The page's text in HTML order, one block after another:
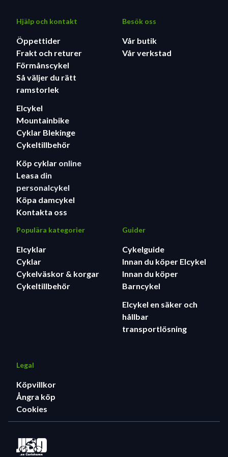
Hjälp och kontakt
Öppettider
Frakt och returer
Förmånscykel
Så väljer du rätt
ramstorlek
Elcykel
Mountainbike
Cyklar Blekinge
Cykeltillbehör
Köp cyklar online
Leasa din
personalcykel
Köpa damcykel
Kontakta oss
Besök oss
Vår butik
Vår verkstad
Populära kategorier
Elcyklar
Cyklar
Cykelväskor & korgar
Cykeltillbehör
Guider
Cykelguide
Innan du köper Elcykel
Innan du köper
Barncykel
Elcykel en säker och
hållbar
transportlösning
Legal
Köpvillkor
Ångra köp
Cookies